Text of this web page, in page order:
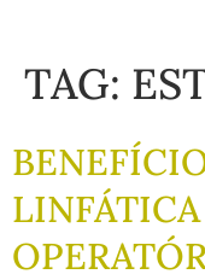
TAG: